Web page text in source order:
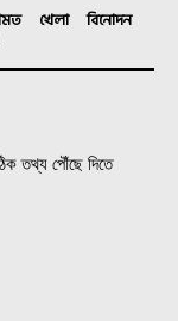
খেলা
বিনোদন
তথ্য পৌঁছে দিতে